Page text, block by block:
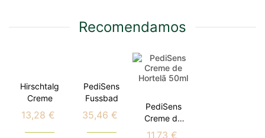
Recomendamos
Hirschtalg
Creme
Preço
13,28 €
PediSens
Fussbad
Preço
35,46 €
PediSens
Creme de
Hortelã
11,73 €